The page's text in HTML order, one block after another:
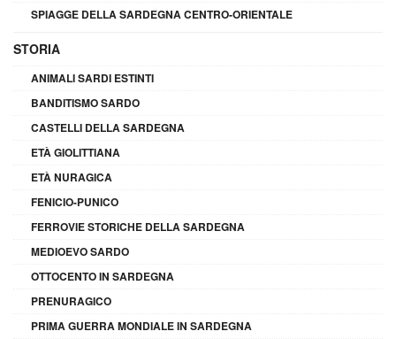
SPIAGGE DELLA SARDEGNA CENTRO-ORIENTALE
STORIA
ANIMALI SARDI ESTINTI
BANDITISMO SARDO
CASTELLI DELLA SARDEGNA
ETÀ GIOLITTIANA
ETÀ NURAGICA
FENICIO-PUNICO
FERROVIE STORICHE DELLA SARDEGNA
MEDIOEVO SARDO
OTTOCENTO IN SARDEGNA
PRENURAGICO
PRIMA GUERRA MONDIALE IN SARDEGNA